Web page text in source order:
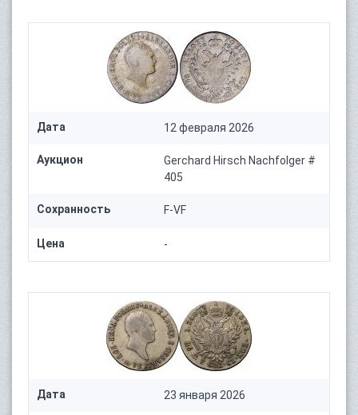
Дата 12 февраля 2026
Аукцион
Gerchard Hirsch Nachfolger #
405
Сохранность F-VF
Цена -
Дата 23 января 2026